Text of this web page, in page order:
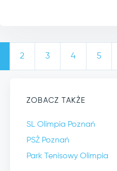
2 3 4 5
ZOBACZ TAKŻE
SL Olimpia Poznań
PSŻ Poznań
Park Tenisowy Olimpia